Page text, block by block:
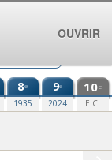
8e
1935
9e
2024
10e
E.C.
OUVRIR